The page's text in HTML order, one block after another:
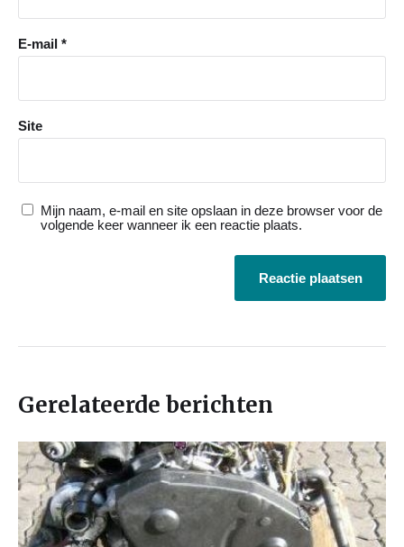
E-mail *
Site
Mijn naam, e-mail en site opslaan in deze browser voor de
volgende keer wanneer ik een reactie plaats.
Gerelateerde berichten